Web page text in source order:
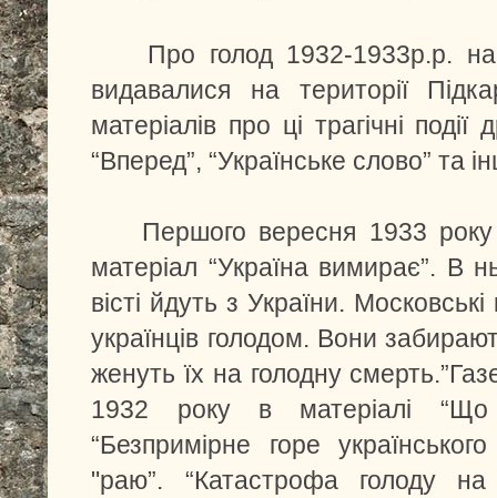
Про голод 1932-1933р.р. на
видавалися на території
матеріалів про ці трагічні
“Вперед”, “Українське слово” та
Першого вересня 1933 року
матеріал “Україна вимирає”. В
вісті йдуть з України.
українців голодом. Вони
женуть їх на голодну
1932 року в матеріалі “Що
“Безпримірне горе
"раю”. “Катастрофа голоду